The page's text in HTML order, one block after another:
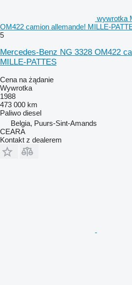
wywrotka
OM422 camion allemande! MILLE-
5
Mercedes-Benz NG 3328 OM422
MILLE-PATTES
Cena na żądanie
Wywrotka
1988
473 000 km
Paliwo diesel
Belgia, Puurs-Sint-Amands
CEARA
Kontakt z dealerem